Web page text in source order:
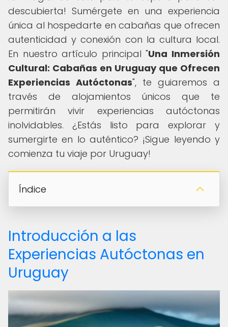
descubierta! Sumérgete en una experiencia
única al hospedarte en cabañas que ofrecen
autenticidad y conexión con la cultura local.
En nuestro artículo principal "Una Inmersión
Cultural: Cabañas en Uruguay que Ofrecen
Experiencias Autóctonas", te guiaremos a
través de alojamientos únicos que te
permitirán vivir experiencias autóctonas
inolvidables. ¿Estás listo para explorar y
sumergirte en lo auténtico? ¡Sigue leyendo y
comienza tu viaje por Uruguay!
Índice
Introducción a las
Experiencias Autóctonas en
Uruguay